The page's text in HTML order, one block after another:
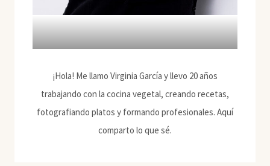
¡Hola! Me llamo Virginia García y llevo 20 años
trabajando con la cocina vegetal, creando recetas,
fotografiando platos y formando profesionales. Aquí
comparto lo que sé.